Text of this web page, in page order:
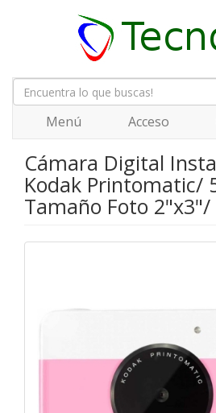
Menú Acceso
Cámara Digital
Kodak Printomatic/
Tamaño Foto 2"x3"/